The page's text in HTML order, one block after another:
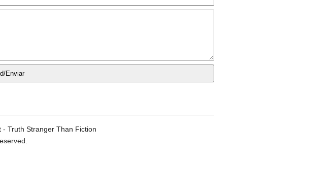
Enviar
Truth Stranger Than Fiction